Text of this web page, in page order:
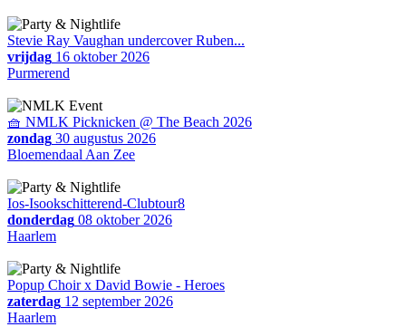
Stevie Ray Vaughan undercover Ruben...
vrijdag 16 oktober 2026
Purmerend
🧺 NMLK Picknicken @ The Beach 2026
zondag 30 augustus 2026
Bloemendaal Aan Zee
Ios-Isookschitterend-Clubtour8
donderdag 08 oktober 2026
Haarlem
Popup Choir x David Bowie - Heroes
zaterdag 12 september 2026
Haarlem